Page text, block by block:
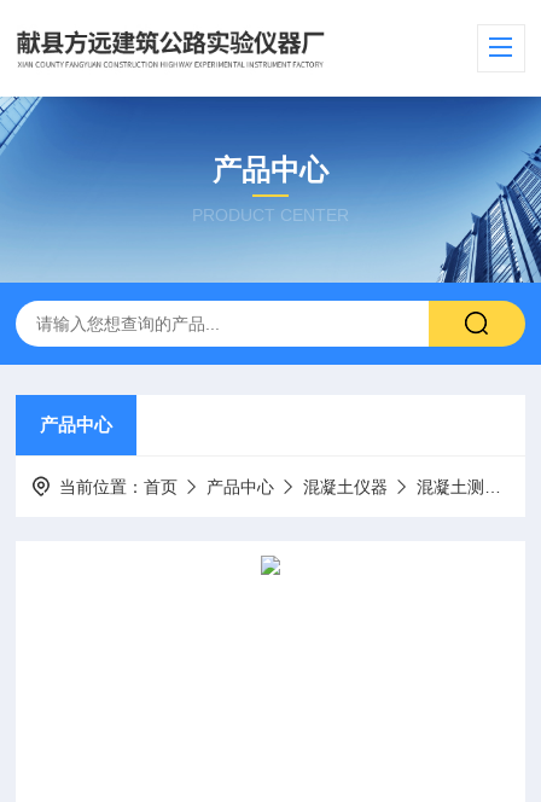
产品中心
PRODUCT CENTER
产品中心
当前位置：首页 产品中心 混凝土仪器 混凝土测温仪